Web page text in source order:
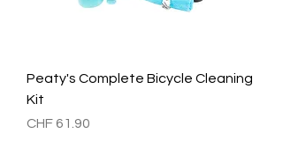
Peaty's Complete Bicycle Cleaning
Kit
Preis
CHF 61.90